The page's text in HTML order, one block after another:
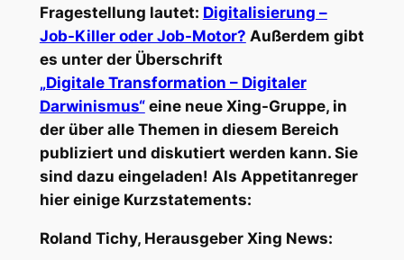
Fragestellung lautet: Digitalisierung –
Job-Killer oder Job-Motor? Außerdem gibt
es unter der Überschrift
„Digitale Transformation – Digitaler
Darwinismus“eine neue Xing-Gruppe, in
der über alle Themen in diesem Bereich
publiziert und diskutiert werden kann. Sie
sind dazu eingeladen! Als Appetitanreger
hier einige Kurzstatements:
Roland Tichy, Herausgeber Xing News: